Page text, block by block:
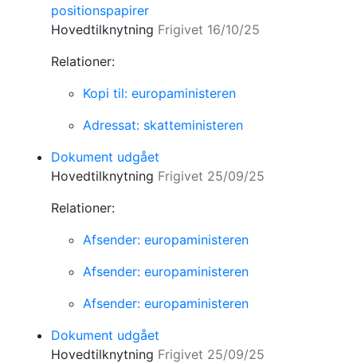
positionspapirer
Hovedtilknytning Frigivet 16/10/25
Relationer:
Kopi til: europaministeren
Adressat: skatteministeren
Dokument udgået
Hovedtilknytning Frigivet 25/09/25
Relationer:
Afsender: europaministeren
Afsender: europaministeren
Afsender: europaministeren
Dokument udgået
Hovedtilknytning Frigivet 25/09/25